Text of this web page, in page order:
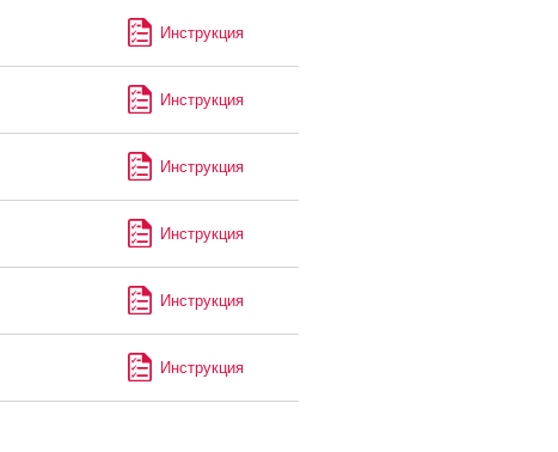
Инструкция
Инструкция
Инструкция
Инструкция
Инструкция
Инструкция